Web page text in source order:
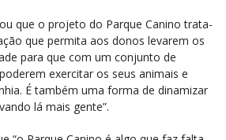
que o projeto do Parque Canino trata-
que permita aos donos levarem os
para que com um conjunto de
exercitar os seus animais e
É também uma forma de dinamizar
lá mais gente”.